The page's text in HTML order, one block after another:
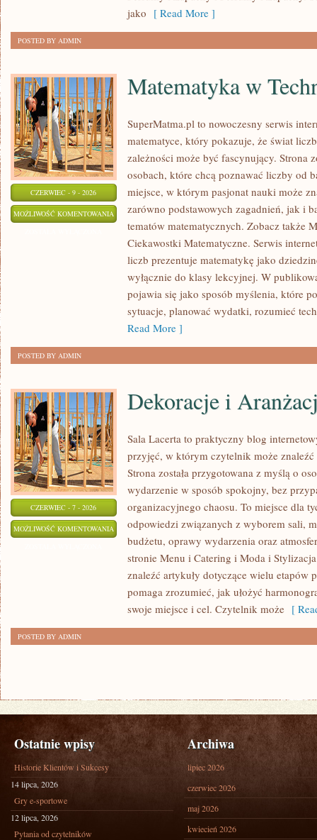
jako [ Read More ]
POSTED BY ADMIN
CZERWIEC - 9 - 2026
MOŻLIWOŚĆ KOMENTOWANIA MATEMATYKA
TECHNOLOGII
NAUCE
Matematyka w
SuperMatma.pl to nowoczesny serwis
matematyce, który pokazuje, że świat
zależności może być fascynujący. Strona
osobach, które chcą poznawać liczby od
miejsce, w którym pasjonat nauki może
zarówno podstawowych zagadnień, jak i
tematów matematycznych. Zobacz także
Ciekawostki Matematyczne. Serwis
liczb prezentuje matematykę jako
wyłącznie do klasy lekcyjnej. W
pojawia się jako sposób myślenia, które
sytuacje, planować wydatki, rozumieć
Read More ]
POSTED BY ADMIN
CZERWIEC - 7 - 2026
MOŻLIWOŚĆ KOMENTOWANIA DEKORACJE
ARANŻACJE
Dekoracje i
Sala Lacerta to praktyczny blog
przyjęć, w którym czytelnik może
Strona została przygotowana z myślą o
wydarzenie w sposób spokojny, bez
organizacyjnego chaosu. To miejsce dla
odpowiedzi związanych z wyborem sali,
budżetu, oprawy wydarzenia oraz
stronie Menu i Catering i Moda i
znaleźć artykuły dotyczące wielu etapów
pomaga zrozumieć, jak ułożyć
swoje miejsce i cel. Czytelnik może [
POSTED BY ADMIN
Ostatnie wpisy
Historie Klientów i Sukcesy
14 lipca, 2026
Gry e-sportowe
12 lipca, 2026
Pytania od czytelników
Archiwa
lipiec 2026
czerwiec 2026
maj 2026
kwiecień 2026